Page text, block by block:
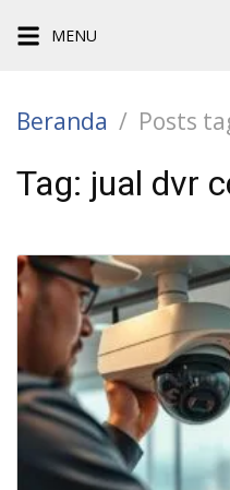
ke
MENU
Beranda Posts
Tag: jual dvr